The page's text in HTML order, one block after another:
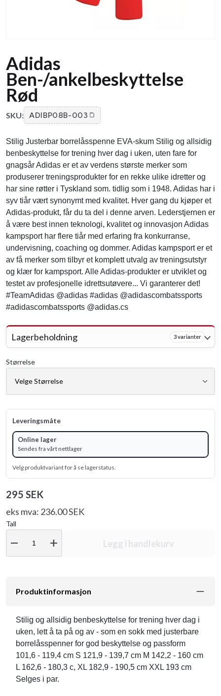
Adidas
Ben-/ankelbeskyttelse
Rød
SKU: ADIBP08B-003
Stilig Justerbar borrelåsspenne EVA-skum Stilig og allsidig
benbeskyttelse for trening hver dag i uken, uten fare for
gnagsår Adidas er et av verdens største merker som
produserer treningsprodukter for en rekke ulike idretter og
har sine røtter i Tyskland som. tidlig som i 1948. Adidas har i
syv tiår vært synonymt med kvalitet. Hver gang du kjøper et
Adidas-produkt, får du ta del i denne arven. Lederstjernen er
å være best innen teknologi, kvalitet og innovasjon Adidas
kampsport har flere tiår med erfaring fra konkurranse,
undervisning, coaching og dommer. Adidas kampsport er et
av få merker som tilbyr et komplett utvalg av treningsutstyr
og klær for kampsport. Alle Adidas-produkter er utviklet og
testet av profesjonelle idrettsutøvere... Vi garanterer det!
#TeamAdidas @adidas #adidas @adidascombatssports
#adidascombatssports @adidas.cs
Lagerbeholdning 3 varianter
Størrelse
Leveringsmåte
Online lager
Sendes fra vårt nettlager
Velg produktvariant for å se lagerstatus.
295 SEK
eks mva: 236.00 SEK
Tall
remove add Legg i handlekurv
Produktinformasjon
Stilig og allsidig benbeskyttelse for trening hver dag i
uken, lett å ta på og av - som en sokk med justerbare
borrelåsspenner for god beskyttelse og passform
101,6 - 119,4 cm S 121,9 - 139,7 cm M 142,2 - 160 cm
L 162,6 - 180,3 c, XL 182,9 - 190,5 cm XXL 193 cm
Selges i par.